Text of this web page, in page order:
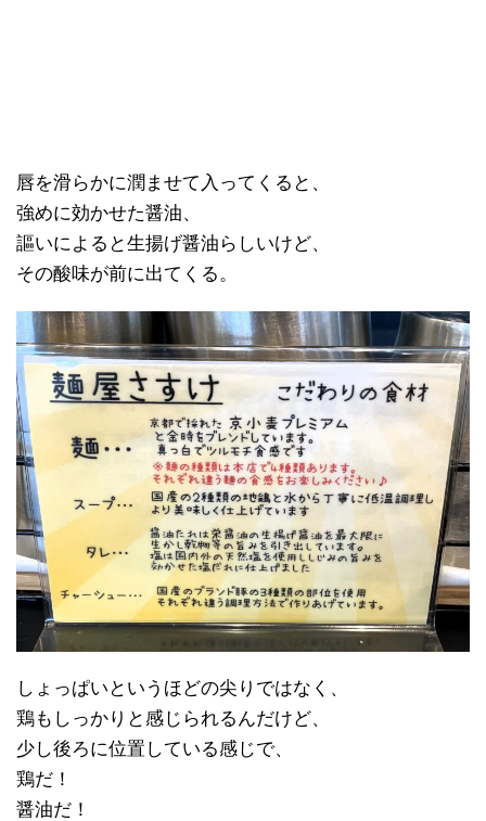
唇を滑らかに潤ませて入ってくると、
強めに効かせた醤油、
謳いによると生揚げ醤油らしいけど、
その酸味が前に出てくる。
しょっぱいというほどの尖りではなく、
鶏もしっかりと感じられるんだけど、
少し後ろに位置している感じで、
鶏だ！
醤油だ！